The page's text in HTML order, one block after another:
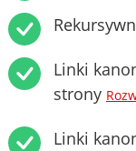
Linki
strony
Linki